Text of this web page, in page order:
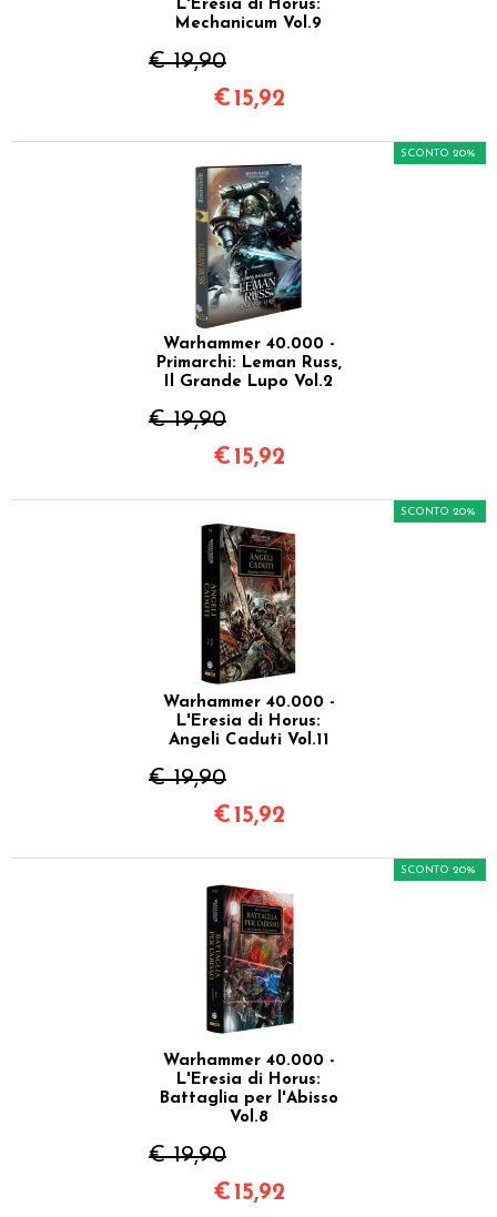
L'Eresia di Horus:
Mechanicum Vol.9
€ 19,90
€ 15,92
Warhammer 40.000 -
Primarchi: Leman Russ,
Il Grande Lupo Vol.2
€ 19,90
SCONTO 20%
€ 15,92
Warhammer 40.000 -
L'Eresia di Horus:
Angeli Caduti Vol.11
€ 19,90
SCONTO 20%
€ 15,92
Warhammer 40.000 -
L'Eresia di Horus:
Battaglia per l'Abisso
Vol.8
€ 19,90
SCONTO 20%
€ 15,92